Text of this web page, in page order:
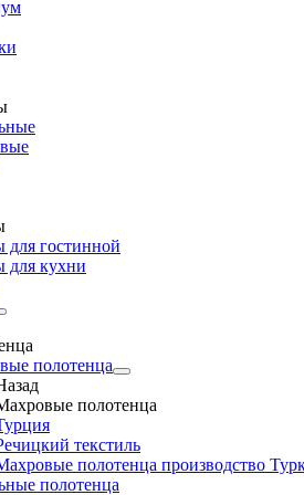
гостинной
кухни
полотенца
полотенца
текстиль
полотенца производство
полотенца